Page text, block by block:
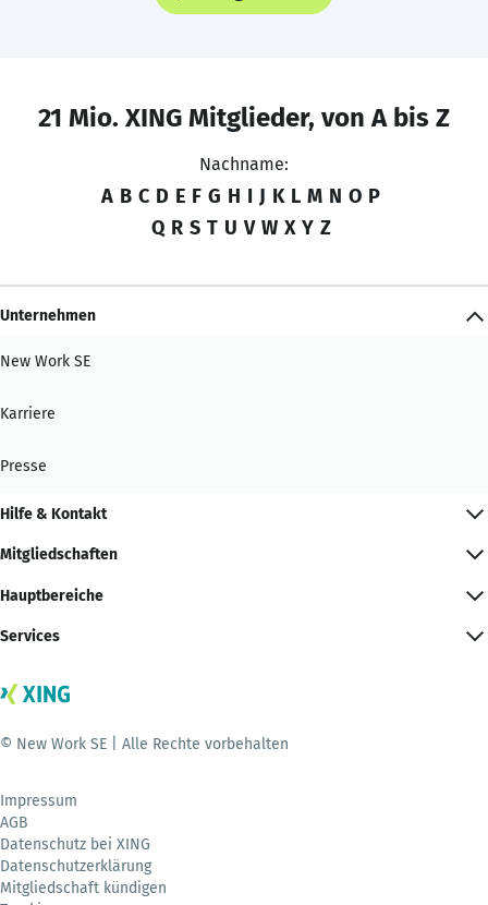
21 Mio. XING Mitglieder, von A bis Z
Nachname:
A B C D E F G H I J K L M N O P
Q R S T U V W X Y Z
Unternehmen
New Work SE
Karriere
Presse
Hilfe & Kontakt
Mitgliedschaften
Hauptbereiche
Services
© New Work SE | Alle Rechte vorbehalten
Impressum
AGB
Datenschutz bei XING
Datenschutzerklärung
Mitgliedschaft kündigen